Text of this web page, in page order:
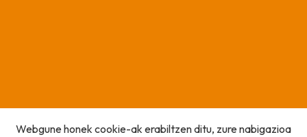
Webgune honek cookie-ak erabiltzen ditu, zure nabigazioa